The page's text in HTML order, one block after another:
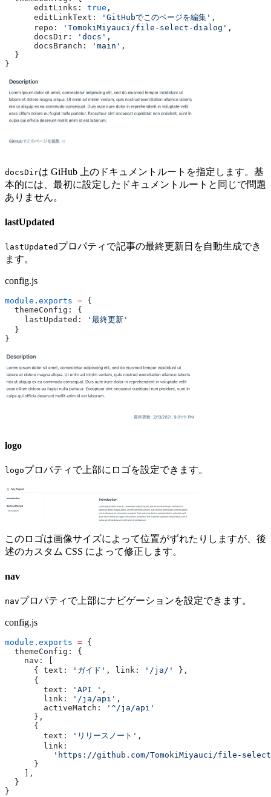
      editLinks:
true ,
      editLinkText:
'GitHubでこのページを編集' ,
      repo:
'TomokiMiyauci/file-select-dialog' ,
      docsDir:
'docs' ,
      docsBranch:
'main' ,
  }
}
docsDirは GiHub 上のドキュメントルートを指定します。基
本的には、最初に設定したドキュメントルートと同じで問題
ありません。
lastUpdated
lastUpdated プロパティで記事の最終更新日を自動生成でき
ます。
config.js
module . exports = {
  themeConfig: {
    lastUpdated:
'最終更新'
  }
}
logo
logoプロパティで上部にロゴを設定できます。
このロゴは画像サイズによって位置がずれたりしますが、後
述のカスタム CSS によって修正します。
nav
navプロパティで上部にナビゲーションを設定できます。
config.js
module . exports = {
  themeConfig: {
    nav: [
      { text:
'ガイド' , link: '/ja/'
},
      {
        text:
'API ' ,
        link:
'/ja/api' ,
        activeMatch:
'^/ja/api'
      },
      {
        text:
'リリースノート' ,
        link:
'https://github.com/TomokiMiyauci/file-
      }
    ],
  }
}